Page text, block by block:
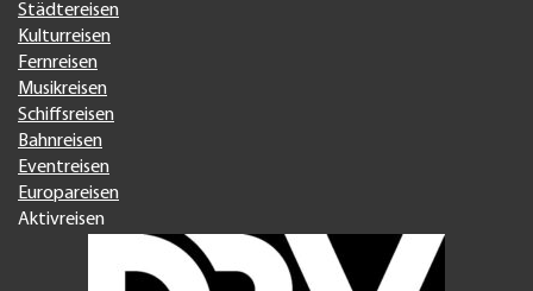
Städtereisen
Kulturreisen
Fernreisen
Musikreisen
Schiffsreisen
Bahnreisen
Eventreisen
Europareisen
Aktivreisen